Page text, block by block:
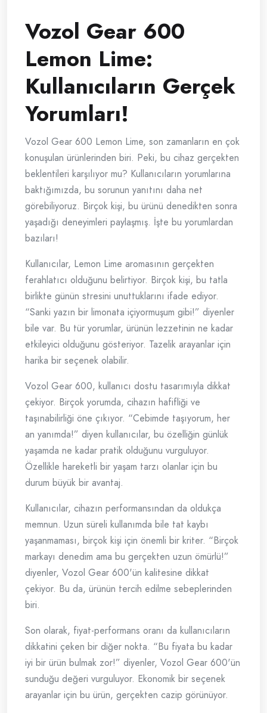
Vozol Gear 600
Lemon Lime:
Kullanıcıların Gerçek
Yorumları!
Vozol Gear 600 Lemon Lime, son zamanların en çok
konuşulan ürünlerinden biri. Peki, bu cihaz gerçekten
beklentileri karşılıyor mu? Kullanıcıların yorumlarına
baktığımızda, bu sorunun yanıtını daha net
görebiliyoruz. Birçok kişi, bu ürünü denedikten sonra
yaşadığı deneyimleri paylaşmış. İşte bu yorumlardan
bazıları!
Kullanıcılar, Lemon Lime aromasının gerçekten
ferahlatıcı olduğunu belirtiyor. Birçok kişi, bu tatla
birlikte günün stresini unuttuklarını ifade ediyor.
“Sanki yazın bir limonata içiyormuşum gibi!” diyenler
bile var. Bu tür yorumlar, ürünün lezzetinin ne kadar
etkileyici olduğunu gösteriyor. Tazelik arayanlar için
harika bir seçenek olabilir.
Vozol Gear 600, kullanıcı dostu tasarımıyla dikkat
çekiyor. Birçok yorumda, cihazın hafifliği ve
taşınabilirliği öne çıkıyor. “Cebimde taşıyorum, her
an yanımda!” diyen kullanıcılar, bu özelliğin günlük
yaşamda ne kadar pratik olduğunu vurguluyor.
Özellikle hareketli bir yaşam tarzı olanlar için bu
durum büyük bir avantaj.
Kullanıcılar, cihazın performansından da oldukça
memnun. Uzun süreli kullanımda bile tat kaybı
yaşanmaması, birçok kişi için önemli bir kriter. “Birçok
markayı denedim ama bu gerçekten uzun ömürlü!”
diyenler, Vozol Gear 600'ün kalitesine dikkat
çekiyor. Bu da, ürünün tercih edilme sebeplerinden
biri.
Son olarak, fiyat-performans oranı da kullanıcıların
dikkatini çeken bir diğer nokta. “Bu fiyata bu kadar
iyi bir ürün bulmak zor!” diyenler, Vozol Gear 600'ün
sunduğu değeri vurguluyor. Ekonomik bir seçenek
arayanlar için bu ürün, gerçekten cazip görünüyor.